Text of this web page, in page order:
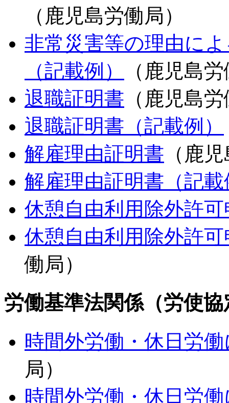
（鹿児島労働局）
非常災害等の理由に
（記載例）
（鹿児島
退職証明書 （鹿児島
退職証明書（記載例）
解雇理由証明書 （鹿
解雇理由証明書（記載
休憩自由利用除外許
休憩自由利用除外許
働局）
労働基準法関係（労使協
時間外労働・休日労
局）
時間外労働・休日労